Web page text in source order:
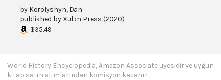
by Korolyshyn, Dan
published by Xulon Press (2020)
$35.49
World History Encyclopedia, Amazon Associate üyesidir ve uygun
kitap satın alımlarından komisyon kazanır.